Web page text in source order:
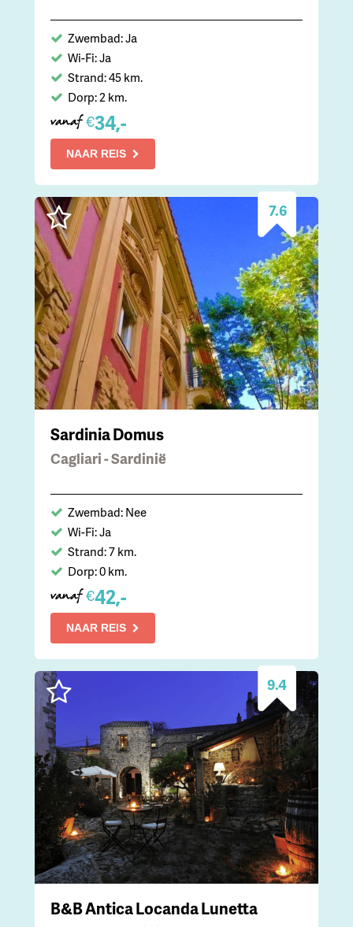
Zwembad: Ja
Wi-Fi: Ja
Strand: 45 km.
Dorp: 2 km.
vanaf €34,-
NAAR REIS
7.6
Sardinia Domus
Cagliari - Sardinië
Zwembad: Nee
Wi-Fi: Ja
Strand: 7 km.
Dorp: 0 km.
vanaf €42,-
NAAR REIS
9.4
B&B Antica Locanda Lunetta